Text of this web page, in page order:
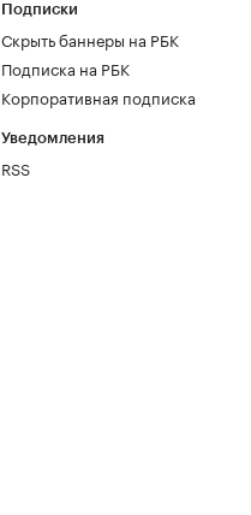
Подписки
Скрыть баннеры на РБК
Подписка на РБК
Корпоративная подписка
Уведомления
RSS